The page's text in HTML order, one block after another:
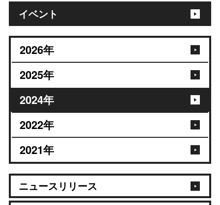
イベント
2026年
2025年
2024年
2022年
2021年
ニュースリリース